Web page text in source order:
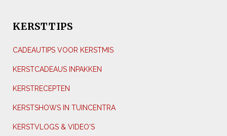
KERSTTIPS
CADEAUTIPS VOOR KERSTMIS
KERSTCADEAUS INPAKKEN
KERSTRECEPTEN
KERSTSHOWS IN TUINCENTRA
KERSTVLOGS & VIDEO'S